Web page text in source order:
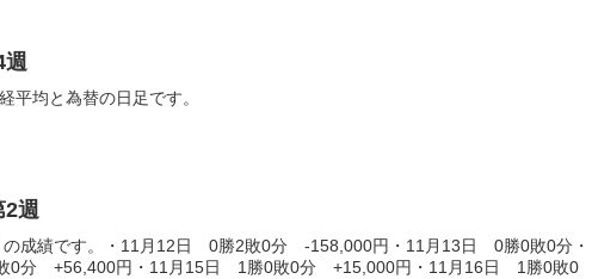
週
平均と為替の日足です。
2週
の成績です。・11月12日 0勝2敗0分 -158,000円・11月13日 0勝0敗0分・
0分 +56,400円・11月15日 1勝0敗0分 +15,000円・11月16日 1勝0敗0